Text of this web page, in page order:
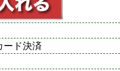
ード決済